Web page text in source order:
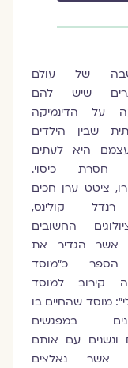
של עולם
שיש להם
על הדינמיקה
שבין הילדים
היא לעתים
חסרת כיסוי.
ציטט ערן חכים
קולינס,
החשובים
אשר הגדיר את
כ"מוסד
קירוב למוסד
מוסד שהחיים בו
במפגשים
ונשנים עם אותם
אשר נאלצים